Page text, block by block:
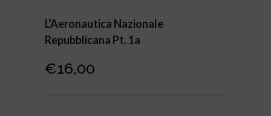
L’Aeronautica Nazionale
Repubblicana Pt. 1a
€16,00